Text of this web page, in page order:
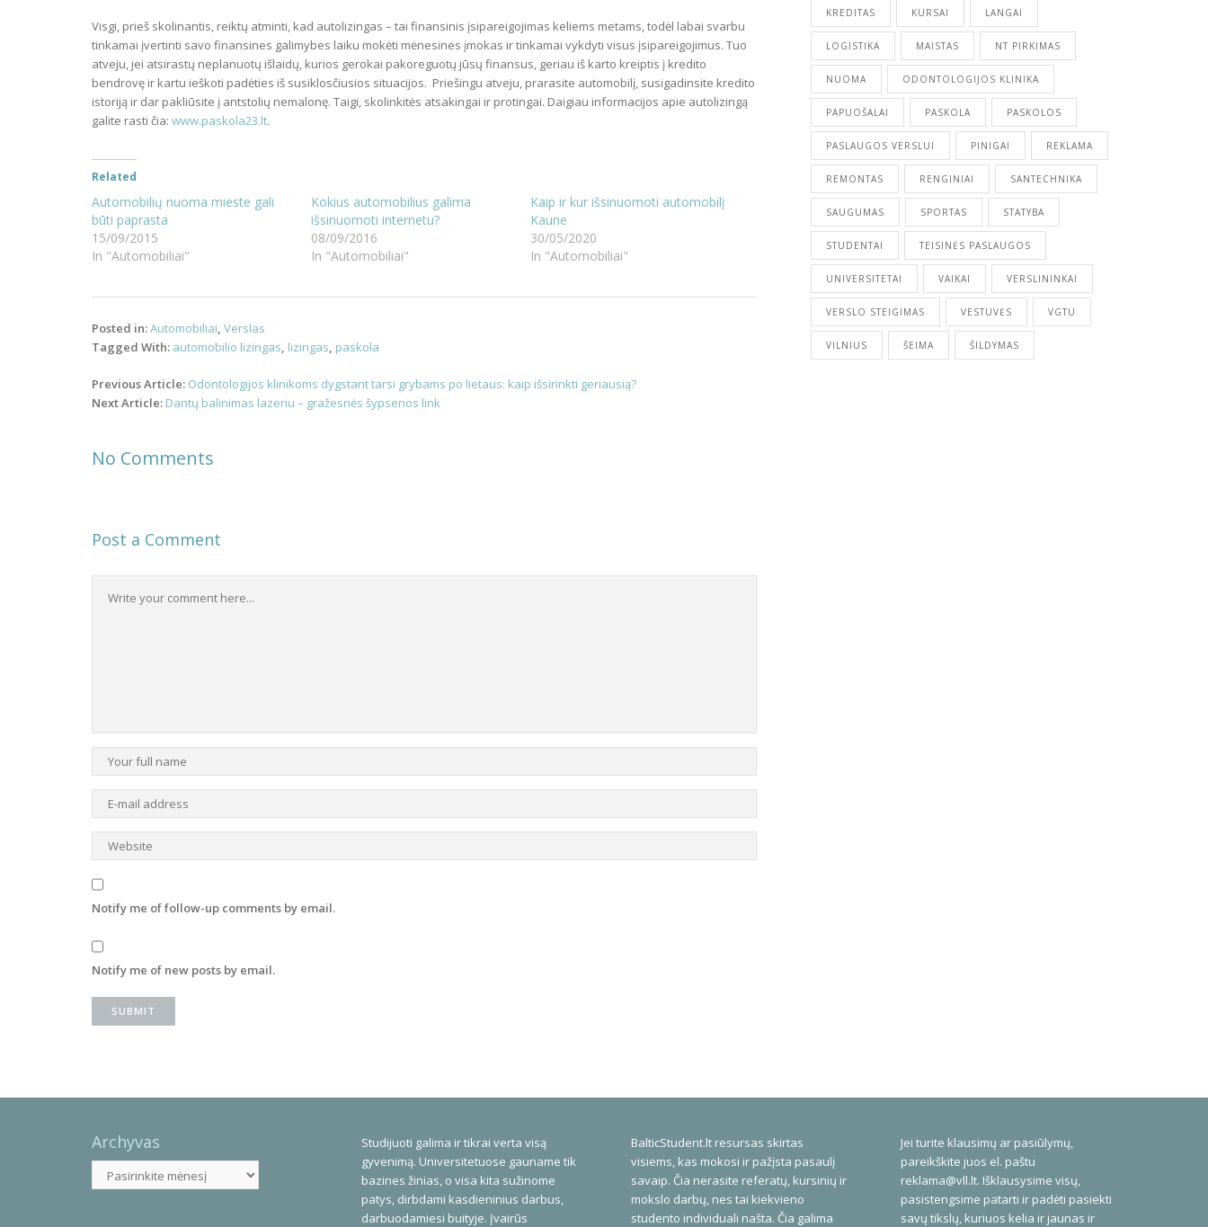
Visgi, prieš skolinantis, reiktų atminti, kad autolizingas – tai finansinis įsipareigojimas keliems metams, todėl labai svarbu
tinkamai įvertinti savo finansines galimybes laiku mokėti mėnesines įmokas ir tinkamai vykdyti visus įsipareigojimus. Tuo
atveju, jei atsirastų neplanuotų išlaidų, kurios gerokai pakoreguotų jūsų finansus, geriau iš karto kreiptis į kredito
bendrovę ir kartu ieškoti padėties iš susiklosčiusios situacijos. Priešingu atveju, prarasite automobilį, susigadinsite kredito
istoriją ir dar pakliūsite į antstolių nemalonę. Taigi, skolinkitės atsakingai ir protingai. Daigiau informacijos apie autolizingą
galite rasti čia: www.paskola23.lt.
Related
Automobilių nuoma mieste gali
būti paprasta
15/09/2015
In "Automobiliai"
Kokius automobilius galima
išsinuomoti internetu?
08/09/2016
In "Automobiliai"
Kaip ir kur išsinuomoti automobilį
Kaune
30/05/2020
In "Automobiliai"
Posted in:Automobiliai, Verslas
Tagged With: automobilio lizingas, lizingas, paskola
Post
navigation
Previous Article: Odontologijos klinikoms dygstant tarsi grybams po lietaus: kaip išsirinkti geriausią?
Next Article: Dantų balinimas lazeriu – gražesnės šypsenos link
No Comments
Post a Comment
Notify me of follow-up comments by email.
Notify me of new posts by email.
KREDITAS KURSAI LANGAI
LOGISTIKA MAISTAS NT PIRKIMAS
NUOMA ODONTOLOGIJOS KLINIKA
PAPUOŠALAI PASKOLA PASKOLOS
PASLAUGOS VERSLUI PINIGAI REKLAMA
REMONTAS RENGINIAI SANTECHNIKA
SAUGUMAS SPORTAS STATYBA
STUDENTAI TEISINĖS PASLAUGOS
UNIVERSITETAI VAIKAI VERSLININKAI
VERSLO STEIGIMAS VESTUVĖS VGTU
VILNIUS ŠEIMA ŠILDYMAS
Archyvas
Archyvas
Studijuoti galima ir tikrai verta visą
gyvenimą. Universitetuose gauname tik
bazines žinias, o visa kita sužinome
patys, dirbdami kasdieninius darbus,
darbuodamiesi buityje. Įvairūs
BalticStudent.lt resursas skirtas
visiems, kas mokosi ir pažįsta pasaulį
savaip. Čia nerasite referatų, kursinių ir
mokslo darbų, nes tai kiekvieno
studento individuali našta. Čia galima
Jei turite klausimų ar pasiūlymų,
pareikškite juos el. paštu
reklama@vll.lt. Išklausysime visų,
pasistengsime patarti ir padėti pasiekti
savų tikslų, kuriuos kelia ir jaunas ir